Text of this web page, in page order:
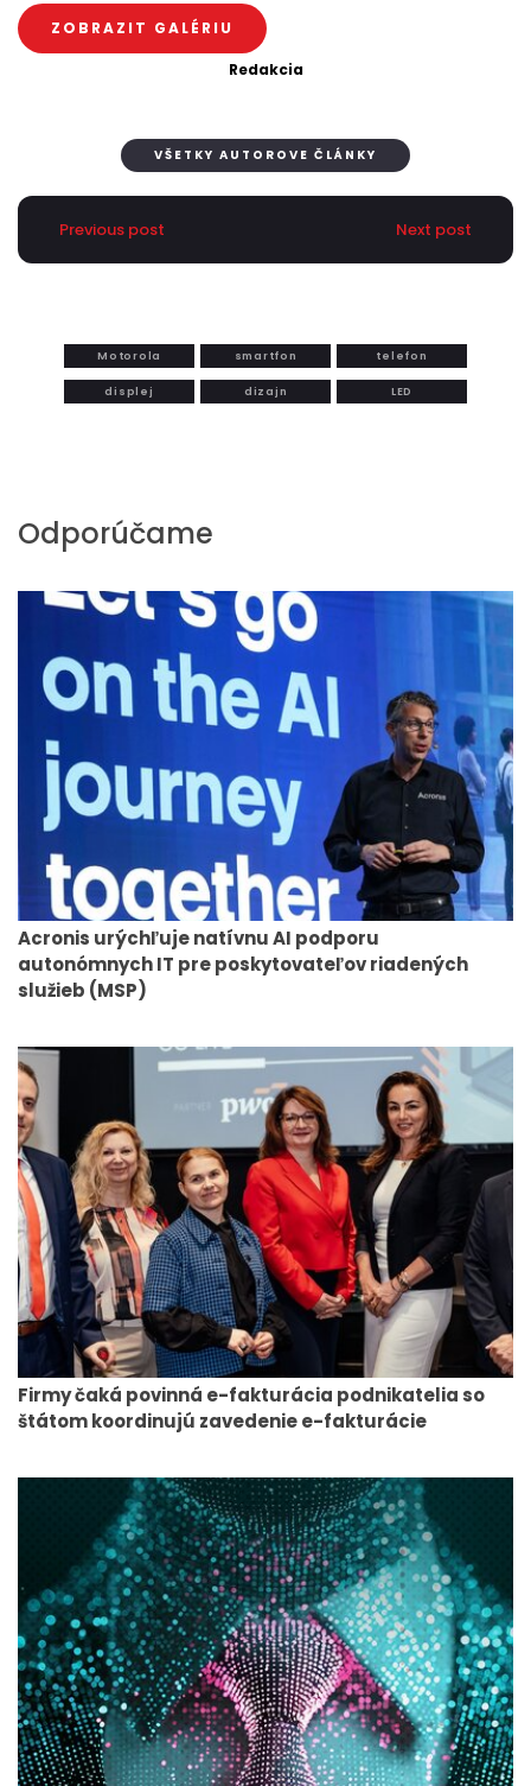
ZOBRAZIT GALÉRIU
Redakcia
VŠETKY AUTOROVE ČLÁNKY
Previous post Next post
Motorola smartfon telefon
displej dizajn LED
Odporúčame
Acronis urýchľuje natívnu AI podporu
autonómnych IT pre poskytovateľov riadených
služieb (MSP)
Firmy čaká povinná e-fakturácia podnikatelia so
štátom koordinujú zavedenie e-fakturácie